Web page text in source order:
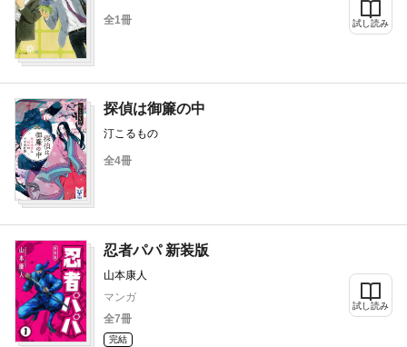
全1冊 試し読み
探偵は御簾の中
汀こるもの
全4冊
忍者パパ 新装版
山本康人
マンガ
全7冊
完結
試し読み